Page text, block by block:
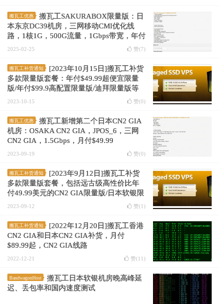
搬瓦工优惠
搬瓦工SAKURABOX限量版：日
本东京DC39机房，三网移动CMI优化线
路，1核1G，500G流量，1Gbps带宽，年付
$79
2025-02-25 赞(7)
搬瓦工补货通知
[2023年10月15日]搬瓦工补货
多款限量版套餐：年付$49.99超便宜限量
版/年付$99.9高配置限量版/迪拜限量版等
年付$49.99限量版有货
2023-10-15 赞(0)
搬瓦工优惠
搬瓦工新增第二个日本CN2 GIA
机房：OSAKA CN2 GIA，JPOS_6，三网
CN2 GIA，1.5Gbps，月付$49.99
2023-09-19 赞(0)
搬瓦工补货通知
[2023年9月12日]搬瓦工补货
多款限量版套餐，包括远古级高性价比年
付49.99美元的CN2 GIA限量版/日本软银限
量版3年前的传家宝套餐
2023-09-12 赞(1 )
搬瓦工补货通知
[2022年12月20日]搬瓦工香港
CN2 GIA和日本CN2 GIA补货，月付
$89.99起，CN2 GIA线路
2022-12-21 赞(11 )
BandwagonHost
搬瓦工日本软银机房晚高峰延
迟、丢包率和国内速度测试